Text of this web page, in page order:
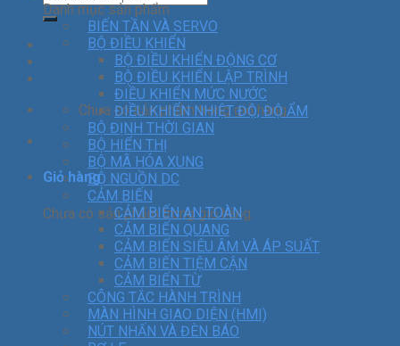
Chưa có sản phẩm trong giỏ hàng.
Giỏ hàng
Chưa có sản phẩm trong giỏ hàng.
Danh mục sản phẩm
BIẾN TẦN VÀ SERVO
BỘ ĐIỀU KHIỂN
BỘ ĐIỀU KHIỂN ĐỘNG CƠ
BỘ ĐIỀU KHIỂN LẬP TRÌNH
ĐIỀU KHIỂN MỨC NƯỚC
ĐIỀU KHIỂN NHIỆT ĐỘ, ĐỘ ẨM
BỘ ĐỊNH THỜI GIAN
BỘ HIỂN THỊ
BỘ MÃ HÓA XUNG
BỘ NGUỒN DC
CẢM BIẾN
CẢM BIẾN AN TOÀN
CẢM BIẾN QUANG
CẢM BIẾN SIÊU ÂM VÀ ÁP SUẤT
CẢM BIẾN TIỆM CẬN
CẢM BIẾN TỪ
CÔNG TẮC HÀNH TRÌNH
MÀN HÌNH GIAO DIỆN (HMI)
NÚT NHẤN VÀ ĐÈN BÁO